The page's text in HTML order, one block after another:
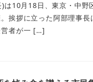
は10月18日、東京・中野
挨拶に立った阿部理事
営者が一 […]